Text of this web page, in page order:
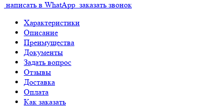
написать в WhatApp заказать звонок
Характеристики
Описание
Преимущества
Документы
Задать вопрос
Отзывы
Доставка
Оплата
Как заказать